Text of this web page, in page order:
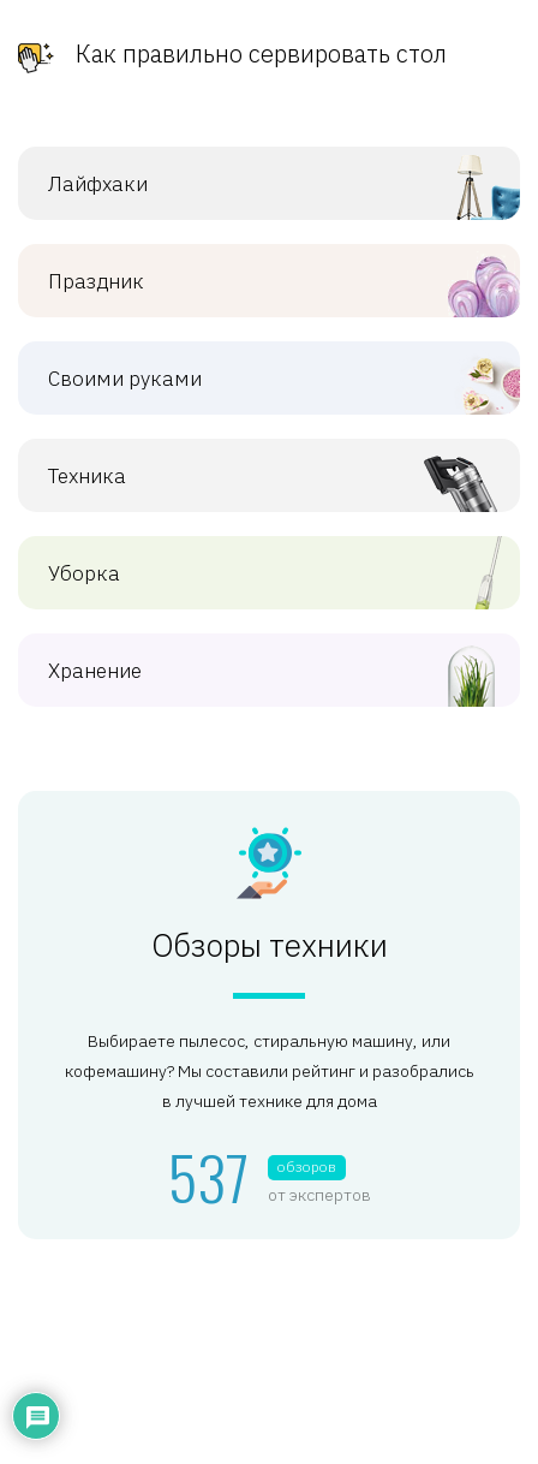
Как правильно сервировать стол
Лайфхаки
Праздник
Своими руками
Техника
Уборка
Хранение
Обзоры техники
Выбираете пылесос, стиральную машину, или
кофемашину? Мы составили рейтинг и разобрались
в лучшей технике для дома
537 обзоров
от экспертов